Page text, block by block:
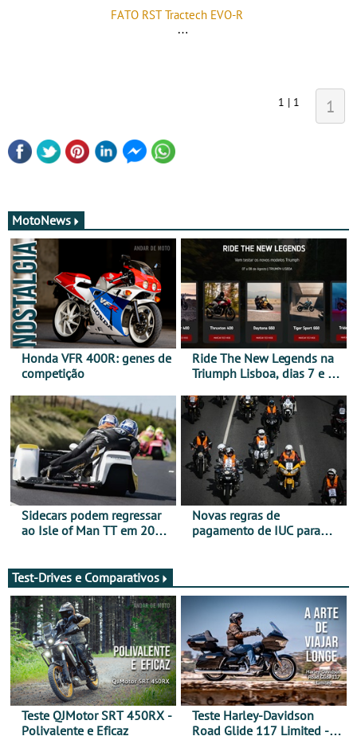
FATO RST Tractech EVO-R
1 | 1 1
MotoNews
Honda VFR 400R: genes de
competição
Ride The New Legends na
Triumph Lisboa, dias 7 e 8
Sidecars podem regressar
ao Isle of Man TT em 2027
Novas regras de
pagamento de IUC para
Test-Drives e Comparativos
Teste QJMotor SRT 450RX -
Polivalente e Eficaz
Teste Harley-Davidson
Road Glide 117 Limited - A